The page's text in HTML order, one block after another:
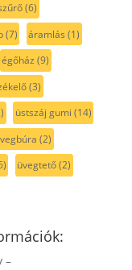
(6)
(7) áramlás (1)
égőház (9)
(3)
üstszáj gumi (14)
(2)
üvegtető(2)
–